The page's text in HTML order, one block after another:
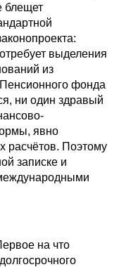
блещет
выделения
из
фонда
ни один здравый
явно
расчётов. Поэтому
записке и
на что